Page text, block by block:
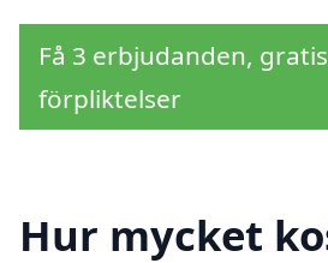
Få 3 erbjudanden,
förpliktelser
Hur mycket